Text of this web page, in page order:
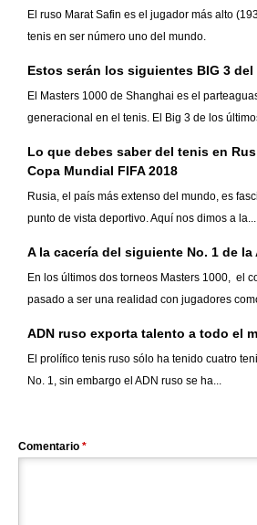
El ruso Marat Safin es el jugador más alto
tenis en ser número uno del mundo.
Estos serán los siguientes BIG 3
El Masters 1000 de Shanghai es el
generacional en el tenis. El Big 3 de los
Lo que debes saber del tenis en
Copa Mundial FIFA 2018
Rusia, el país más extenso del mundo, es
punto de vista deportivo. Aquí nos dimos a la...
A la cacería del siguiente No. 1 de la
En los últimos dos torneos Masters 1000, el
pasado a ser una realidad con jugadores
ADN ruso exporta talento a todo el
El prolífico tenis ruso sólo ha tenido cuatro
No. 1, sin embargo el ADN ruso se ha...
Comentario *